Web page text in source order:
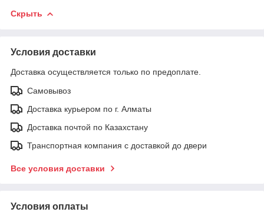
Скрыть
Условия доставки
Доставка осуществляется только по предоплате.
Самовывоз
Доставка курьером по г. Алматы
Доставка почтой по Казахстану
Транспортная компания с доставкой до двери
Все условия доставки
Условия оплаты